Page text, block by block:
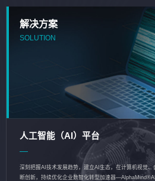
解决方案
SOLUTION
人工智能（AI）平台
深刻把握AI技术发展趋势，建立AI生态，在计算机视觉
断创新，持续优化企业数智化转型加速器